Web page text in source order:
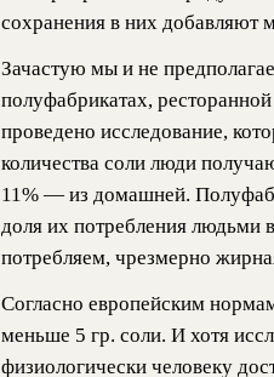
сохранения в них добавляют
Зачастую мы и не
полуфабрикатах,
проведено исследование,
количества соли люди
11% — из домашней.
доля их потребления людьми
потребляем, чрезмерно
Согласно европейским
меньше 5 гр. соли. И хотя
физиологически человеку